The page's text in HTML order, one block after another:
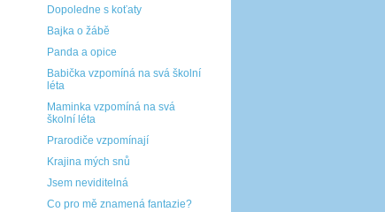
Dopoledne s koťaty
Bajka o žábě
Panda a opice
Babička vzpomíná na svá školní
léta
Maminka vzpomíná na svá
školní léta
Prarodiče vzpomínají
Krajina mých snů
Jsem neviditelná
Co pro mě znamená fantazie?